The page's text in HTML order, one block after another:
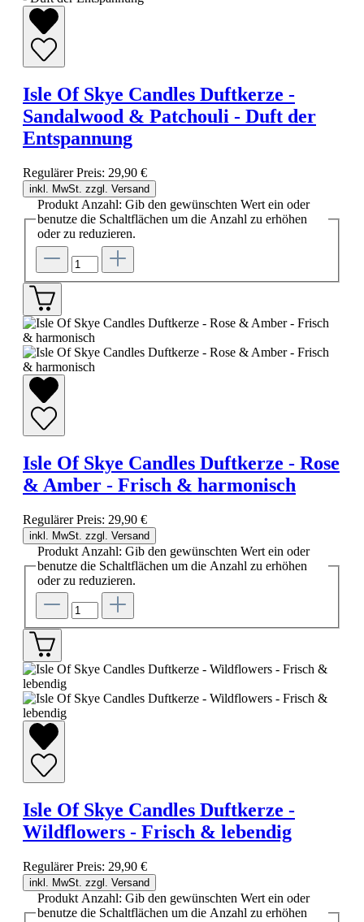
Isle Of Skye Candles Duftkerze -
Sandalwood & Patchouli - Duft der
Entspannung
Regulärer Preis: 29,90 €
inkl. MwSt. zzgl. Versand
Produkt Anzahl: Gib den gewünschten Wert ein oder
benutze die Schaltflächen um die Anzahl zu erhöhen
oder zu reduzieren.
Isle Of Skye Candles Duftkerze - Rose
& Amber - Frisch & harmonisch
Regulärer Preis: 29,90 €
inkl. MwSt. zzgl. Versand
Produkt Anzahl: Gib den gewünschten Wert ein oder
benutze die Schaltflächen um die Anzahl zu erhöhen
oder zu reduzieren.
Isle Of Skye Candles Duftkerze -
Wildflowers - Frisch & lebendig
Regulärer Preis: 29,90 €
inkl. MwSt. zzgl. Versand
Produkt Anzahl: Gib den gewünschten Wert ein oder
benutze die Schaltflächen um die Anzahl zu erhöhen